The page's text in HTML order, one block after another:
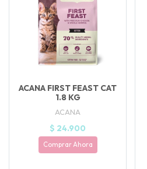
ACANA FIRST FEAST CAT
1.8 KG
ACANA
$ 24.900
Comprar Ahora